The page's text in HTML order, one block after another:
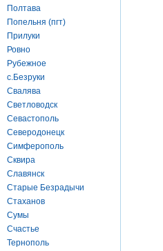
Полтава
Попельня (пгт)
Прилуки
Ровно
Рубежное
с.Безруки
Свалява
Светловодск
Севастополь
Северодонецк
Симферополь
Сквира
Славянск
Старые Безрадычи
Стаханов
Сумы
Счастье
Тернополь